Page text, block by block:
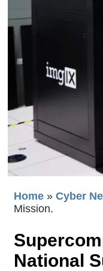
Home » Cyber
Mission.
National